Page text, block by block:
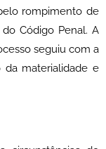
rompimento de
Código Penal. A
seguiu com a
da materialidade e